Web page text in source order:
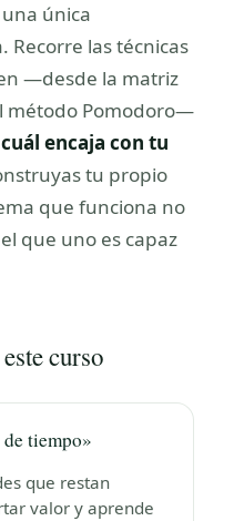
única
Recorre las técnicas
—desde la matriz
método Pomodoro—
encaja con tu
tu propio
que funciona no
que uno es capaz
curso
tiempo»
que restan
valor y aprende